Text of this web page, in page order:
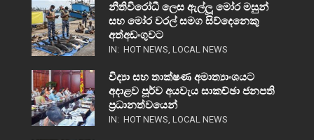
නීතිවිරෝධී ලෙස ඇල්ලූ මෝර මසුන්
සහ මෝර වරල් සමග සිව්දෙනෙකු
අත්අඩංගුවට
IN: HOT NEWS, LOCAL NEWS
විද්‍යා සහ තාක්ෂණ අමාත්‍යාංශයට
අදාළව පූර්ව අයවැය සාකච්ඡා ජනපති
ප්‍රධානත්වයෙන්
IN: HOT NEWS, LOCAL NEWS